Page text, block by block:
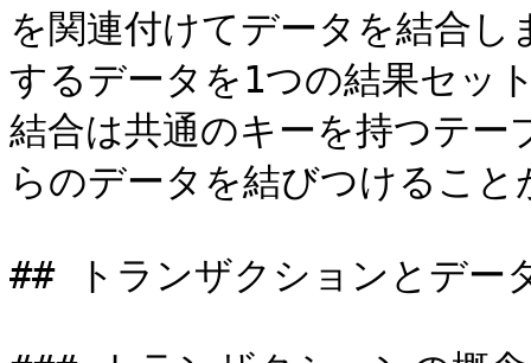
を関連付けてデータを結合
するデータを1つの結果セッ
結合は共通のキーを持つテ
らのデータを結びつけること
## トランザクションとデー